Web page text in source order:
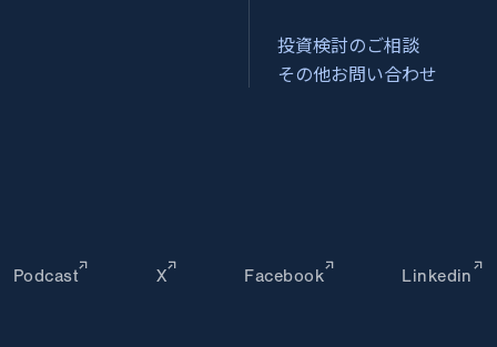
投資検討のご相談
その他お問い合わせ
Podcast X Facebook Linkedin